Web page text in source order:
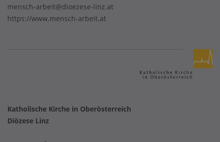
mensch-arbeit@dioezese-linz.at
https://www.mensch-arbeit.at
Katholische Kirche in Oberösterreich
Diözese Linz